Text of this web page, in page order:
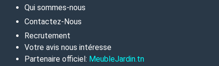
Qui sommes-nous
Contactez-Nous
Recrutement
Votre avis nous intéresse
Partenaire officiel: MeubleJardin.tn